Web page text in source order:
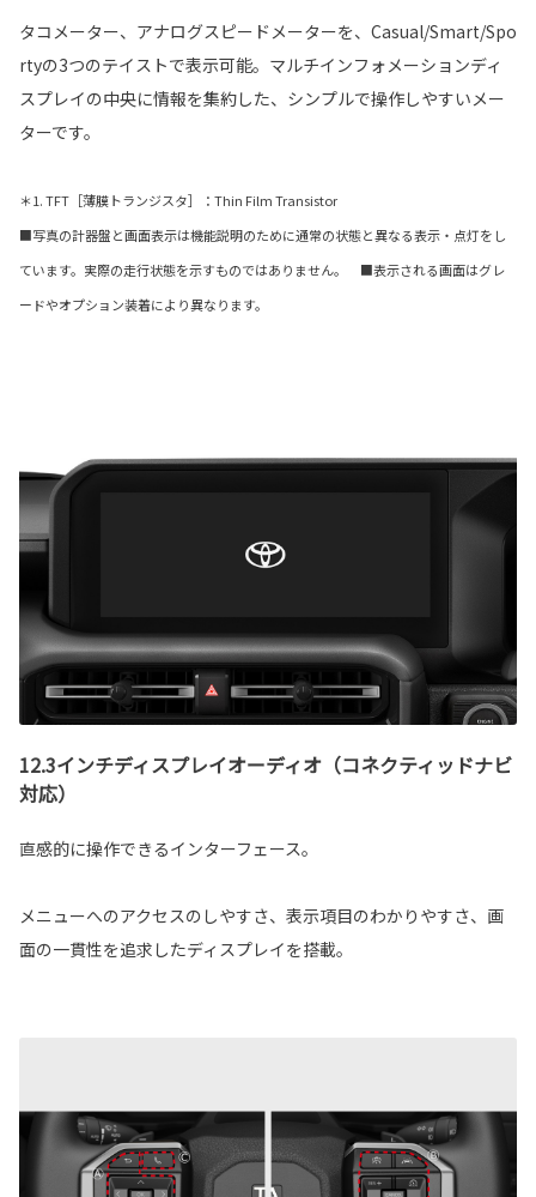
タコメーター、アナログスピードメーターを、Casual/Smart/Spo
rtyの3つのテイストで表示可能。マルチインフォメーションディ
スプレイの中央に情報を集約した、シンプルで操作しやすいメー
ターです。
＊1. TFT［薄膜トランジスタ］：Thin Film Transistor
■写真の計器盤と画面表示は機能説明のために通常の状態と異なる表示・点灯をし
ています。実際の走行状態を示すものではありません。 ■表示される画面はグレ
ードやオプション装着により異なります。
12.3インチディスプレイオーディオ（コネクティッドナビ
対応）
直感的に操作できるインターフェース。
メニューへのアクセスのしやすさ、表示項目のわかりやすさ、画
面の一貫性を追求したディスプレイを搭載。